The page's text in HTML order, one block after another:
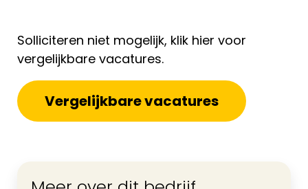
Solliciteren niet mogelijk, klik hier voor
vergelijkbare vacatures.
Vergelijkbare vacatures